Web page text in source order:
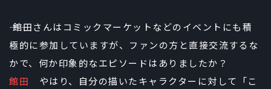
―― 館田さんはコミックマーケットなどのイベントにも積
極的に参加していますが、ファンの方と直接交流するな
かで、何か印象的なエピソードはありましたか？
館田 やはり、自分の描いたキャラクターに対して「こ